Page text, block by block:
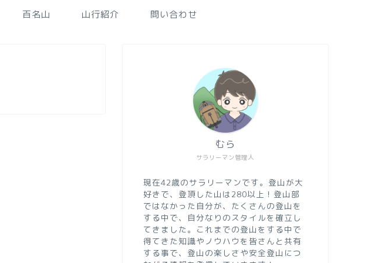
百名山 山行紹介 問い合わせ
サラリーマン管理人
むら
現在42歳のサラリーマンです。登山が大
好きで、登頂した山は280以上！登山部
ではなかった自分が、たくさんの登山を
する中で、自分なりのスタイルを確立し
てきました。これまでの登山をする中で
得てきた知識やノウハウを皆さんと共有
する事で、登山の楽しさや安全登山につ